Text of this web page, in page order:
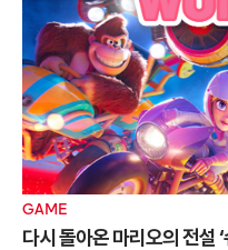
GAME
다시 돌아온 마리오의 전설